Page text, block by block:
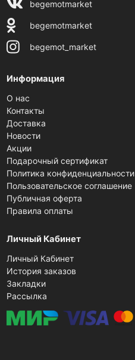
begemotmarket
begemotmarket
begemot_market
Информация
О нас
Контакты
Доставка
Новости
Акции
Подарочный сертификат
Политика конфиденциальности
Пользовательское соглашение
Публичная оферта
Правила оплаты
Личный Кабинет
Личный Кабинет
История заказов
Закладки
Рассылка